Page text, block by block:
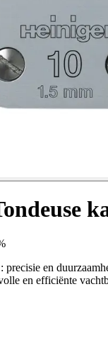
en
en efficiënte